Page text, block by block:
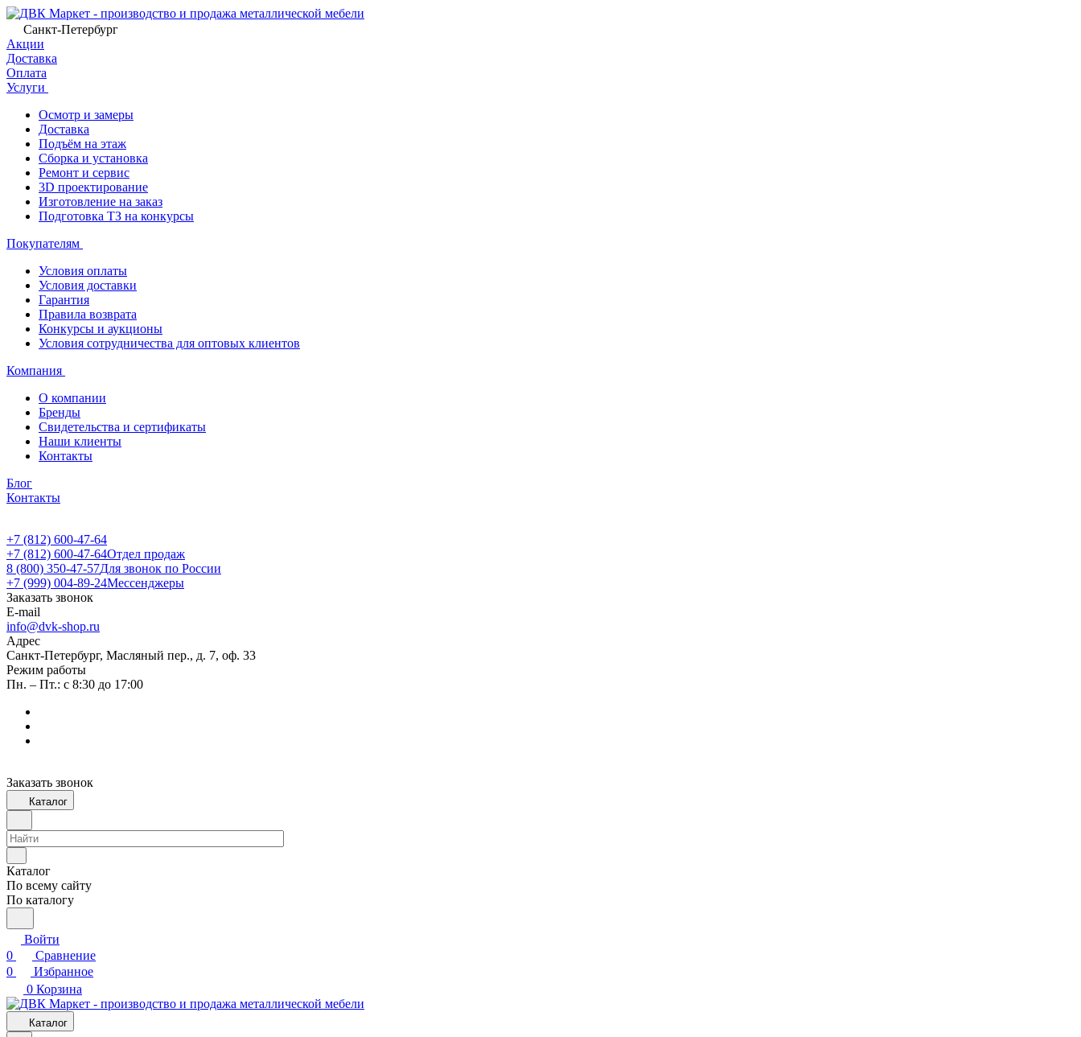
Санкт-Петербург
Акции
Доставка
Оплата
Услуги
Осмотр и замеры
Доставка
Подъём на этаж
Сборка и установка
Ремонт и сервис
3D проектирование
Изготовление на заказ
Подготовка ТЗ на конкурсы
Покупателям
Условия оплаты
Условия доставки
Гарантия
Правила возврата
Конкурсы и аукционы
Условия сотрудничества для оптовых клиентов
Компания
О компании
Бренды
Свидетельства и сертификаты
Наши клиенты
Контакты
Блог
Контакты
+7 (812) 600-47-64
+7 (812) 600-47-64Отдел продаж
8 (800) 350-47-57Для звонок по России
+7 (999) 004-89-24Мессенджеры
Заказать звонок
E-mail
info@dvk-shop.ru
Адрес
Санкт-Петербург, Масляный пер., д. 7, оф. 33
Режим работы
Пн. – Пт.: с 8:30 до 17:00
Заказать звонок
Каталог
Каталог
По всему сайту
По каталогу
Войти
0
Сравнение
0
Избранное
0 Корзина
Каталог